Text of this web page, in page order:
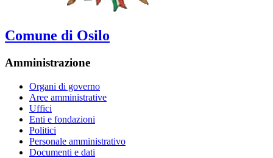
Comune di Osilo
Amministrazione
Organi di governo
Aree amministrative
Uffici
Enti e fondazioni
Politici
Personale amministrativo
Documenti e dati